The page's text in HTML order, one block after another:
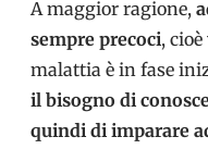
A maggior ragione,
sempre precoci,
malattia è in fase
il bisogno di
quindi di imparare